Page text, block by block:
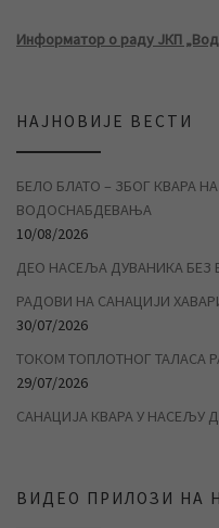
Информатор о раду ЈКП
НАЈНОВИЈЕ ВЕСТИ
БЕЛО БЛАТО – ЗБОГ КВАРА
ВОДОСНАБДЕВАЊА
10/08/2026
ДЕО НАСЕЉА ДУВАНИКА БЕЗ
РАДОВИ НА САНАЦИЈИ
30/07/2026
ТОКОМ ТОПЛОТНОГ ТАЛАСА
29/07/2026
САНАЦИЈА КВАРА У НАСЕЉУ
ВИДЕО ПРИЛОЗИ НА